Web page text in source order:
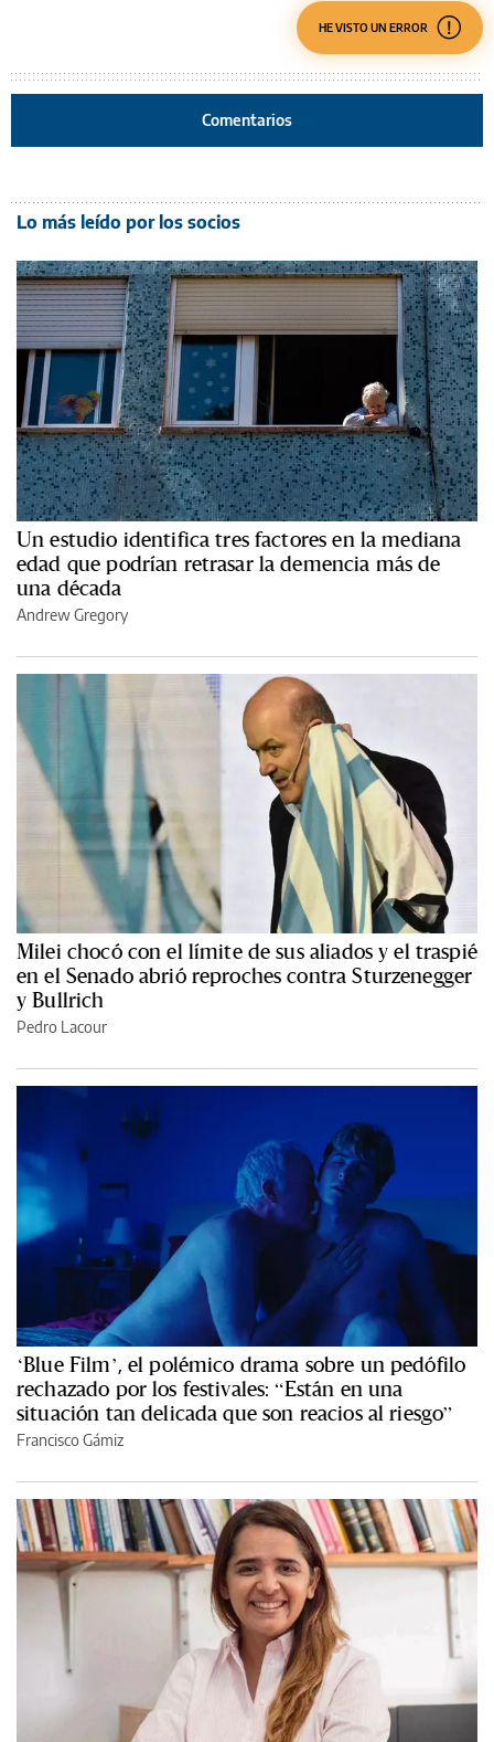
HE VISTO UN ERROR
Comentarios
Lo más leído por los socios
Un estudio identifica tres factores en la mediana
edad que podrían retrasar la demencia más de
una década
Andrew Gregory
Milei chocó con el límite de sus aliados y el traspié
en el Senado abrió reproches contra Sturzenegger
y Bullrich
Pedro Lacour
‘Blue Film’, el polémico drama sobre un pedófilo
rechazado por los festivales: “Están en una
situación tan delicada que son reacios al riesgo”
Francisco Gámiz